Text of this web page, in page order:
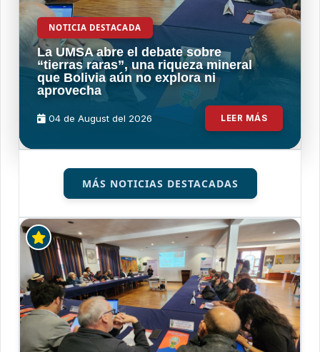
NOTICIA DESTACADA
La UMSA abre el debate sobre
“tierras raras”, una riqueza mineral
que Bolivia aún no explora ni
aprovecha
04 de August del 2026 LEER MÁS
MÁS NOTICIAS DESTACADAS